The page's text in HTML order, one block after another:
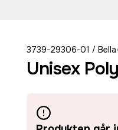
3739-29306-01 /
Unisex